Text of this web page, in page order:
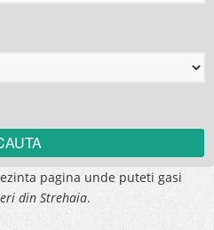
pagina unde puteti gasi
din Strehaia.